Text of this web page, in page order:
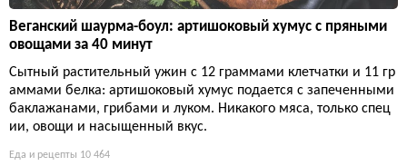
Веганский шаурма-боул: артишоковый хумус с пряными
овощами за 40 минут
Сытный растительный ужин с 12 граммами клетчатки и 11 гр
аммами белка: артишоковый хумус подается с запеченными
баклажанами, грибами и луком. Никакого мяса, только спец
ии, овощи и насыщенный вкус.
Еда и рецепты 10 464